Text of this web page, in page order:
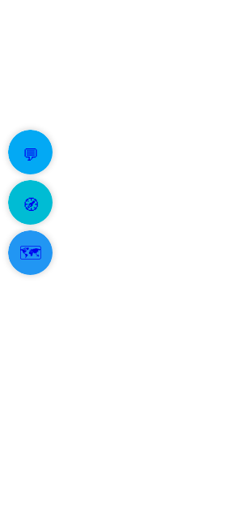
💬
🧭
🗺️